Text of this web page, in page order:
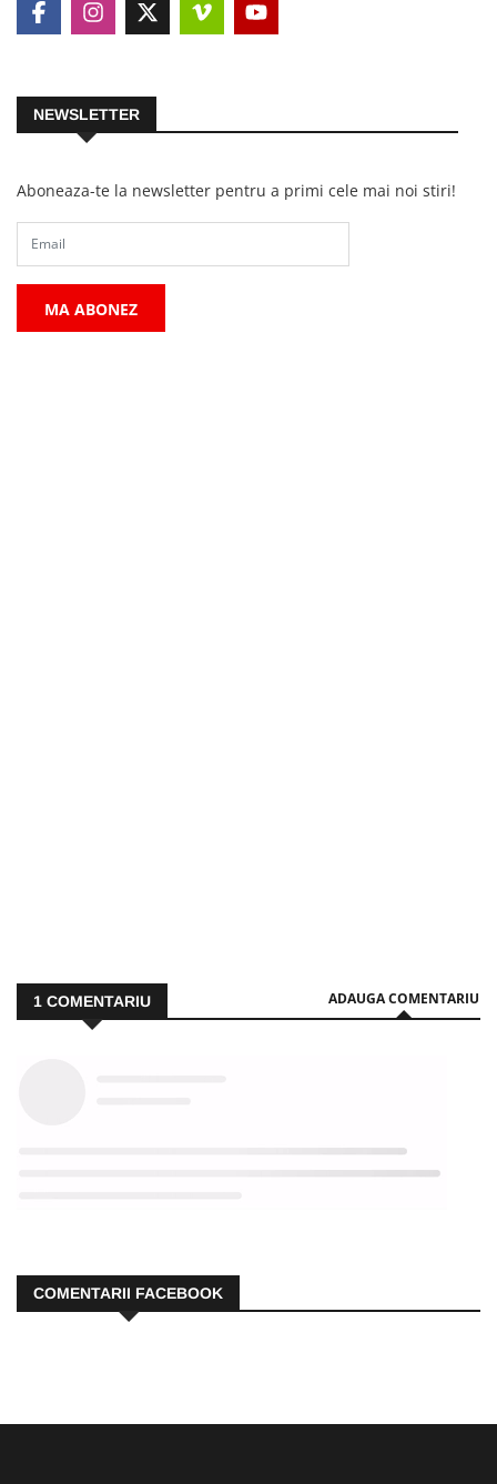
NEWSLETTER
Aboneaza-te la newsletter pentru a primi cele mai noi stiri!
MA ABONEZ
1 COMENTARIU ADAUGA COMENTARIU
COMENTARII FACEBOOK